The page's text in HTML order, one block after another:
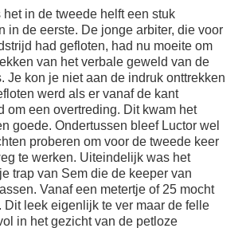
in de tweede helft een stuk
in de eerste. De jonge arbiter, die voor
had gefloten, had nu moeite om
van het verbale geweld van de
Je kon je niet aan de indruk onttrekken
werd als er vanaf de kant
om een overtreding. Dit kwam het
goede. Ondertussen bleef Luctor wel
proberen om voor de tweede keer
te werken. Uiteindelijk was het
trap van Sem die de keeper van
Vanaf een metertje of 25 mocht
Dit leek eigenlijk te ver maar de felle
in het gezicht van de petloze